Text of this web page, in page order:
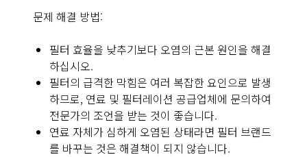
문제 해결 방법:
필터 효율을 낮추기보다 오염의 근본 원인을 해결
하십시오.
필터의 급격한 막힘은 여러 복잡한 요인으로 발생
하므로, 연료 및 필터레이션 공급업체에 문의하여
전문가의 조언을 받는 것이 좋습니다.
연료 자체가 심하게 오염된 상태라면 필터 브랜드
를 바꾸는 것은 해결책이 되지 않습니다.